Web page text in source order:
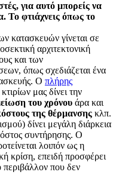
για αυτό μπορείς να
Το φτιάχνεις όπως το
κατασκευών γίνεται σε
αρχιτεκτονική
και των
όπως σχεδιάζεται ένα
Ο πλήρης
μας δίνει την
του χρόνου άρα και
της θέρμανσης κλπ.
δίνει μεγάλη διάρκεια
συντήρησης. Ο
λοιπόν ως η
κρίση, επειδή προσφέρει
περιβάλλον που δεν